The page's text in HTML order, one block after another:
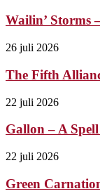
Wailin’ Storms
26 juli 2026
The Fifth
22 juli 2026
Gallon – A
22 juli 2026
Green